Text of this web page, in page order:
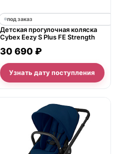
под заказ
Детская прогулочная коляска
Cybex Eezy S Plus FE Strength
30 690 ₽
Узнать дату поступления